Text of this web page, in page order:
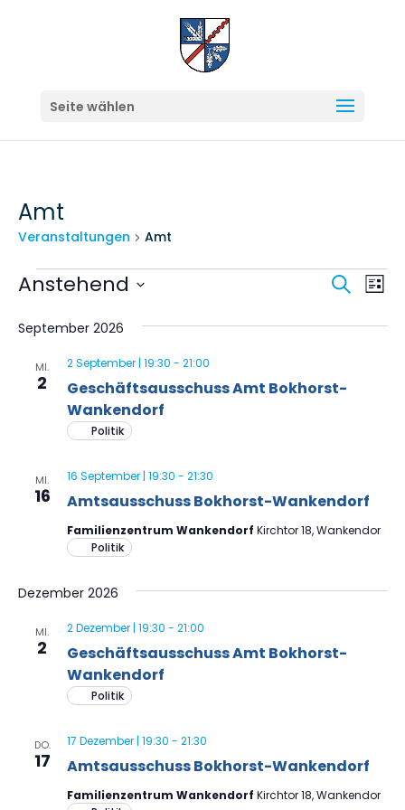
Seite wählen
Amt
Veranstaltungen Amt
Veranstaltungen SucheListe
Anstehend
wählen.
September 2026
MI.
2
Geschäftsausschuss Amt Bokhorst-
Wankendorf
2 September | 19:30 - 21:00
Politik
MI.
16 Amtsausschuss Bokhorst-Wankendorf
16 September | 19:30 - 21:30
Familienzentrum Wankendorf Kirchtor 18, Wankendor
Politik
Dezember 2026
MI.
2
Geschäftsausschuss Amt Bokhorst-
Wankendorf
2 Dezember | 19:30 - 21:00
Politik
DO.
17 Amtsausschuss Bokhorst-Wankendorf
17 Dezember | 19:30 - 21:30
Familienzentrum Wankendorf Kirchtor 18, Wankendor